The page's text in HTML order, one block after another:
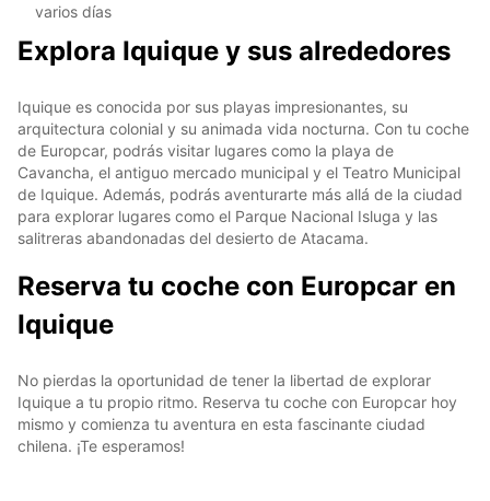
varios días
Explora Iquique y sus alrededores
Iquique es conocida por sus playas impresionantes, su
arquitectura colonial y su animada vida nocturna. Con tu coche
de Europcar, podrás visitar lugares como la playa de
Cavancha, el antiguo mercado municipal y el Teatro Municipal
de Iquique. Además, podrás aventurarte más allá de la ciudad
para explorar lugares como el Parque Nacional Isluga y las
salitreras abandonadas del desierto de Atacama.
Reserva tu coche con Europcar en
Iquique
No pierdas la oportunidad de tener la libertad de explorar
Iquique a tu propio ritmo. Reserva tu coche con Europcar hoy
mismo y comienza tu aventura en esta fascinante ciudad
chilena. ¡Te esperamos!